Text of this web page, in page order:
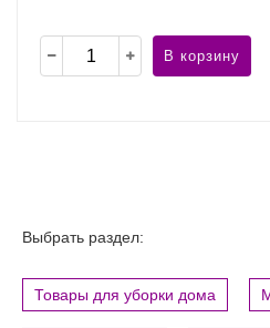
В корзину
Выбрать раздел:
Товары для уборки дома